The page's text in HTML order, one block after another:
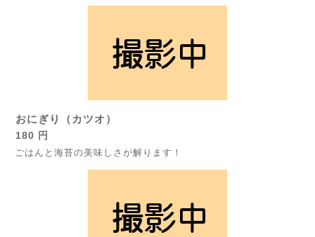
おにぎり（カツオ）
180 円
ごはんと海苔の美味しさが解ります！